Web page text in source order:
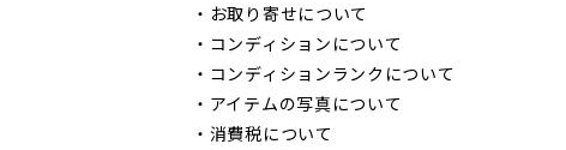
・ お取り寄せについて
・ コンディションについて
・ コンディションランクについて
・ アイテムの写真について
・ 消費税について